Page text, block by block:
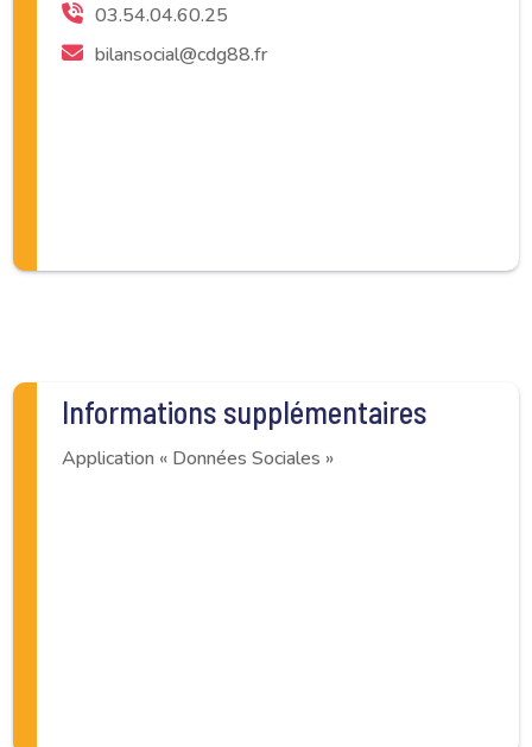
03.54.04.60.25
bilansocial@cdg88.fr
Informations supplémentaires
Application « Données Sociales »